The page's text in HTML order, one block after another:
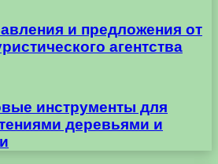
и предложения от
агентства
инструменты для
деревьями и